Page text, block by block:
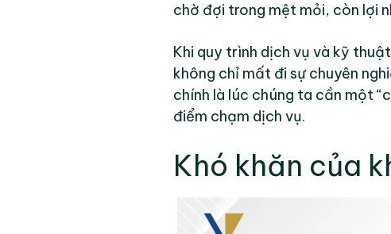
chờ đợi trong mệt mỏi, còn lợi
Khi quy trình dịch vụ và kỹ
không chỉ mất đi sự chuyên
chính là lúc chúng ta cần một
điểm chạm dịch vụ.
Khó khăn của